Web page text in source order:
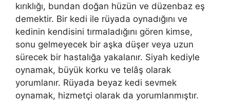
kırıklığı, bundan doğan hüzün ve düzenbaz eş
demektir. Bir kedi ile rüyada oynadığını ve
kedinin kendisini tırmaladığını gören kimse,
sonu gelmeyecek bir aşka düşer veya uzun
sürecek bir hastalığa yakalanır. Siyah kediyle
oynamak, büyük korku ve telâş olarak
yorumlanır. Rüyada beyaz kedi sevmek
oynamak, hizmetçi olarak da yorumlanmıştır.